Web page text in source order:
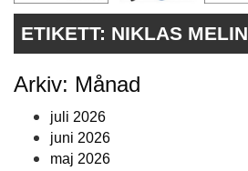
KONTAKT
ETIKETT: NIKLAS MELIN
Arkiv: Månad
juli 2026
juni 2026
maj 2026